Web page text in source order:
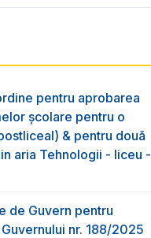
pentru aprobarea
școlare pentru o
& pentru două
aria Tehnologii - liceu -
de Guvern pentru
nr. 188/2025